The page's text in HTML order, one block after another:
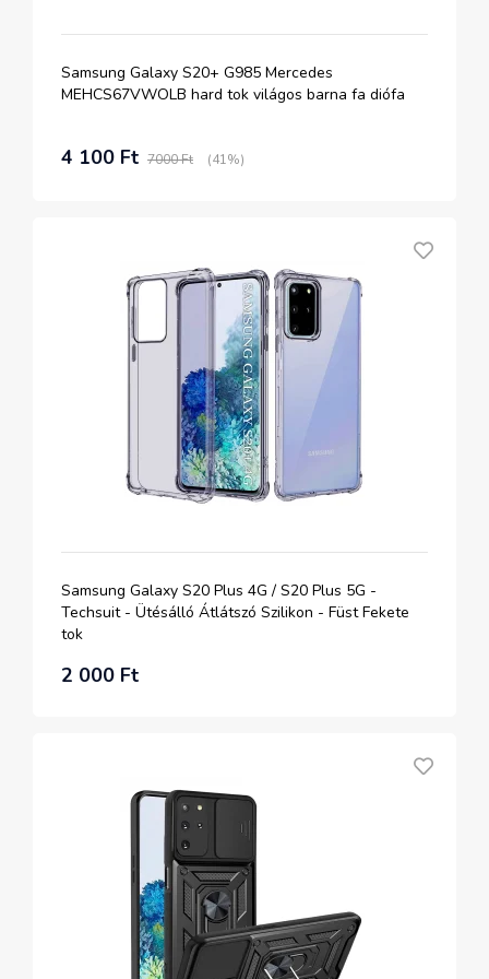
Samsung Galaxy S20+ G985 Mercedes
MEHCS67VWOLB hard tok világos barna fa diófa
4 100 Ft 7000 Ft (41%)
Samsung Galaxy S20 Plus 4G / S20 Plus 5G -
Techsuit - Ütésálló Átlátszó Szilikon - Füst Fekete
tok
2 000 Ft